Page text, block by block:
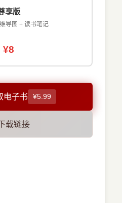
享版
导图 + 读书笔记
¥8
电子书 ¥5.99
载链接